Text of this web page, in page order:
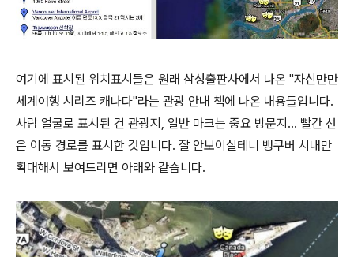
여기에 표시된 위치표시들은 원래 삼성출판사에서 나온 "자신만만
세계여행 시리즈 캐나다"라는 관광 안내 책에 나온 내용들입니다.
사람 얼굴로 표시된 건 관광지, 일반 마크는 중요 방문지... 빨간 선
은 이동 경로를 표시한 것입니다. 잘 안보이실테니 뱅쿠버 시내만
확대해서 보여드리면 아래와 같습니다.